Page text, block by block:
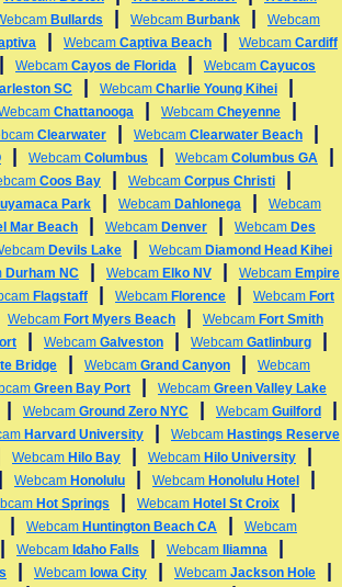
Bullards Webcam Burbank
Webcam
Webcam Captiva Beach Webcam Cardiff
Webcam Cayos de Florida Webcam Cayucos
SC Webcam Charlie Young Kihei
Chattanooga Webcam Cheyenne
Clearwater Webcam Clearwater Beach
Webcam Columbus Webcam Columbus GA
Coos Bay Webcam Corpus Christi
Park Webcam Dahlonega
Webcam
Mar Beach Webcam Denver Webcam Des
Devils Lake Webcam Diamond Head Kihei
Durham NC Webcam Elko NV Webcam Empire
Flagstaff Webcam Florence Webcam Fort
Webcam Fort Myers Beach Webcam Fort Smith
Webcam Galveston Webcam Gatlinburg
Bridge Webcam Grand Canyon
Webcam
Green Bay Port Webcam Green Valley Lake
Webcam Ground Zero NYC Webcam Guilford
Harvard University Webcam Hastings Reserve
Webcam Hilo Bay Webcam Hilo University
Webcam Honolulu Webcam Honolulu Hotel
Hot Springs Webcam Hotel St Croix
Webcam Huntington Beach CA
Webcam
Webcam Idaho Falls Webcam Iliamna
Webcam Iowa City Webcam Jackson Hole